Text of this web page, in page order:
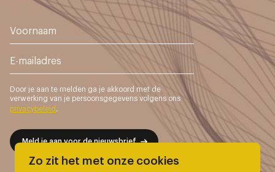
Door je aan te melden ga je akkoord met de
verwerking van je persoonsgegevens volgens ons
privacybeleid .
Meld je aan voor de nieuwsbrief
Zo zit het met onze cookies